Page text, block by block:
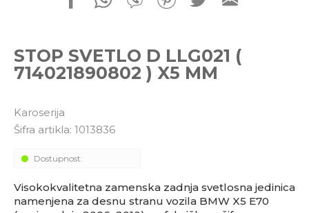
STOP SVETLO D LLG021 (
714021890802 ) X5 MM
Karoserija
Šifra artikla: 1013836
Dostupnost:
Visokokvalitetna zamenska zadnja svetlosna jedinica
namenjena za desnu stranu vozila BMW X5 E70
office@kitcommerce.rs